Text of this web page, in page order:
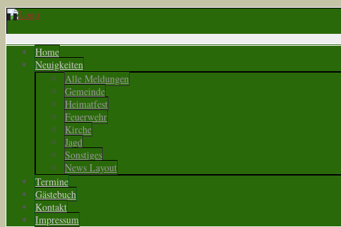
Home
Neuigkeiten
Alle Meldungen
Gemeinde
Heimatfest
Feuerwehr
Kirche
Jagd
Sonstiges
News Layout
Termine
Gästebuch
Kontakt
Impressum